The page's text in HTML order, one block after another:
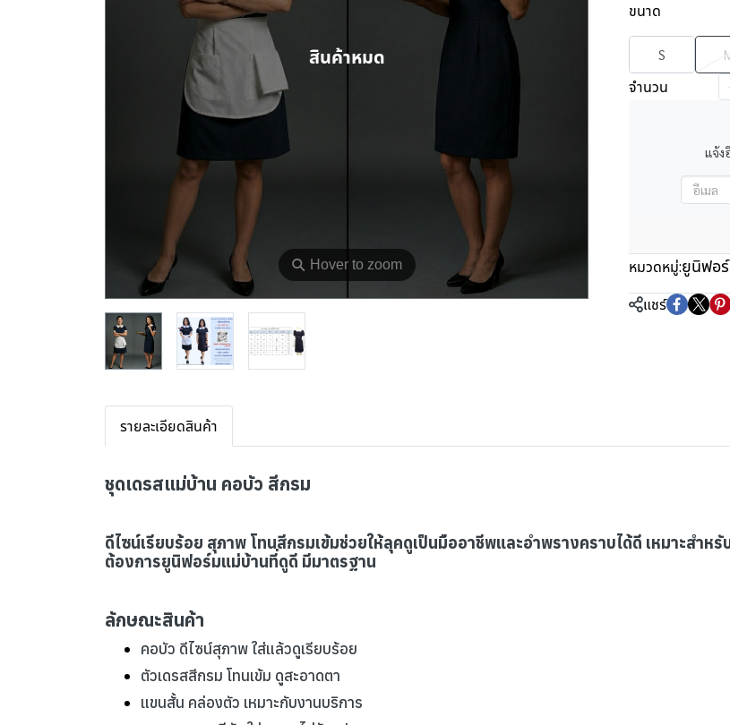
⚲ Hover to zoom
สินค้าหมด
ขนาด
S
จำนวน
แจ้ง
หมวดหมู่:ยูนิฟอ
แชร์
รายละเอียดสินค้า
ชุดเดรสแม่บ้าน คอบัว สีกรม
ดีไซน์เรียบร้อย สุภาพ โทนสีกรมเข้มช่วยให้ลุคดูเป็นมืออาชีพและอำพรางคราบได้ดี เหมาะสำ
ต้องการยูนิฟอร์มแม่บ้านที่ดูดี มีมาตรฐาน
ลักษณะสินค้า
คอบัว ดีไซน์สุภาพ ใส่แล้วดูเรียบร้อย
ตัวเดรสสีกรม โทนเข้ม ดูสะอาดตา
แขนสั้น คล่องตัว เหมาะกับงานบริการ